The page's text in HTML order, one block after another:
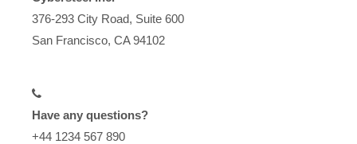
376-293 City Road, Suite 600
San Francisco, CA 94102
Have any questions?
+44 1234 567 890